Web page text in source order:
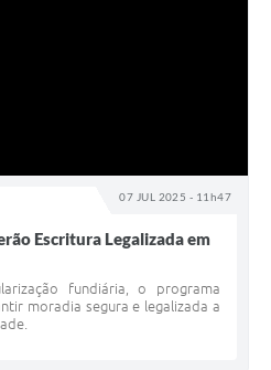
07 JUL 2025 - 11h47
Escritura Legalizada em
fundiária, o programa
moradia segura e legalizada a